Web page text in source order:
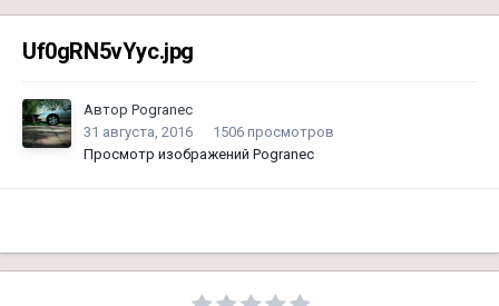
Uf0gRN5vYyc.jpg
Автор Pogranec
31 августа, 2016
1506 просмотров
Просмотр изображений Pogranec